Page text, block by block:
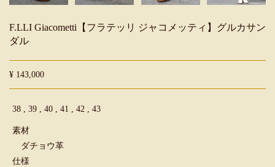
F.LLI Giacometti【フラテッリ ジャコメッティ】グルカサン
ダル
¥ 143,000
38 , 39 , 40 , 41 , 42 , 43
素材
ダチョウ革
仕様